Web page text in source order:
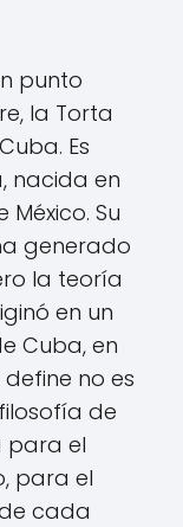
punto
la Torta
Es
nacida en
Su
generado
la teoría
en un
Cuba, en
no es
de
para el
para el
cada